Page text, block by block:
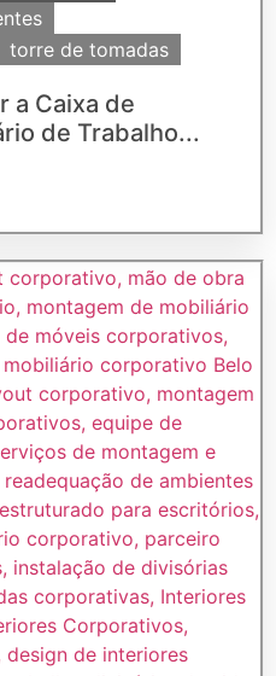
torre de tomadas
a Caixa de
de Trabalho...